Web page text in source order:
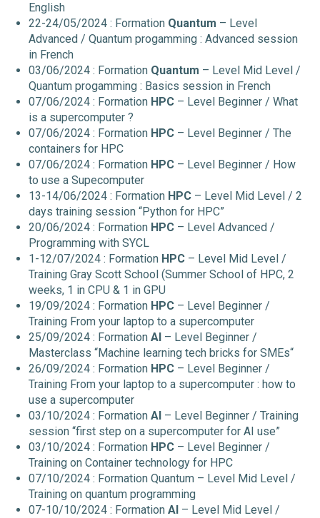
English
22-24/05/2024 : Formation Quantum – Level
Advanced / Quantum progamming : Advanced session
in French
03/06/2024 : Formation Quantum – Level Mid Level /
Quantum progamming : Basics session in French
07/06/2024 : Formation HPC – Level Beginner / What
is a supercomputer ?
07/06/2024 : Formation HPC – Level Beginner / The
containers for HPC
07/06/2024 : Formation HPC – Level Beginner / How
to use a Supecomputer
13-14/06/2024 : Formation HPC – Level Mid Level / 2
days training session “Python for HPC”
20/06/2024 : Formation HPC – Level Advanced /
Programming with SYCL
1-12/07/2024 : Formation HPC – Level Mid Level /
Training Gray Scott School (Summer School of HPC, 2
weeks, 1 in CPU & 1 in GPU
19/09/2024 : Formation HPC – Level Beginner /
Training From your laptop to a supercomputer
25/09/2024 : Formation AI – Level Beginner /
Masterclass “Machine learning tech bricks for SMEs“
26/09/2024 : Formation HPC – Level Beginner /
Training From your laptop to a supercomputer : how to
use a supercomputer
03/10/2024 : Formation AI – Level Beginner / Training
session “first step on a supercomputer for AI use”
03/10/2024 : Formation HPC – Level Beginner /
Training on Container technology for HPC
07/10/2024 : Formation Quantum – Level Mid Level /
Training on quantum programming
07-10/10/2024 : Formation AI – Level Mid Level /